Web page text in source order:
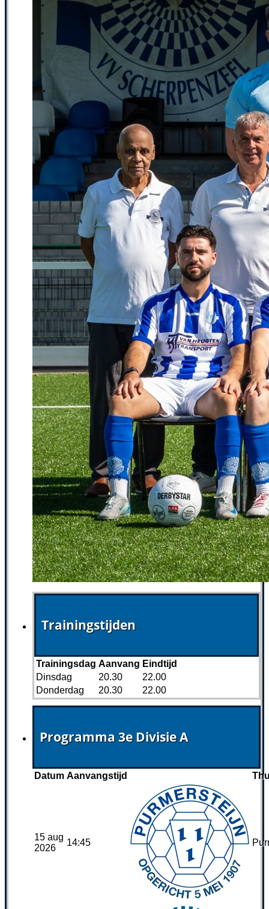
Trainingstijden
Trainingsdag Aanvang Eindtijd
Dinsdag
20.30
22.00
Donderdag
20.30 22.00
Programma 3e Divisie A
Datum Aanvangstijd
15 aug
2026
14:45